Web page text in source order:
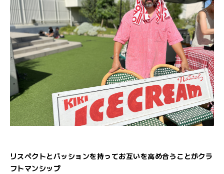
リスペクトとパッションを持ってお互いを高め合うことがクラ
フトマンシップ